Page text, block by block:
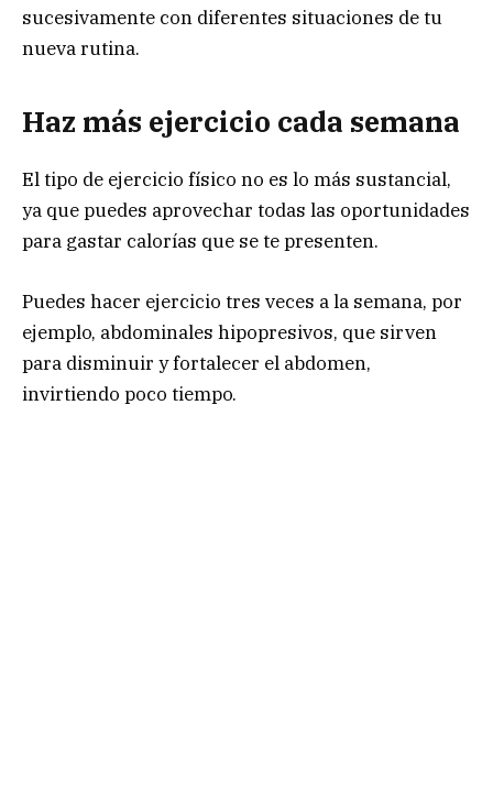
sucesivamente con diferentes situaciones de tu
nueva rutina.
Haz más ejercicio cada semana
El tipo de ejercicio físico no es lo más sustancial,
ya que puedes aprovechar todas las oportunidades
para gastar calorías que se te presenten.
Puedes hacer ejercicio tres veces a la semana, por
ejemplo, abdominales hipopresivos, que sirven
para disminuir y fortalecer el abdomen,
invirtiendo poco tiempo.